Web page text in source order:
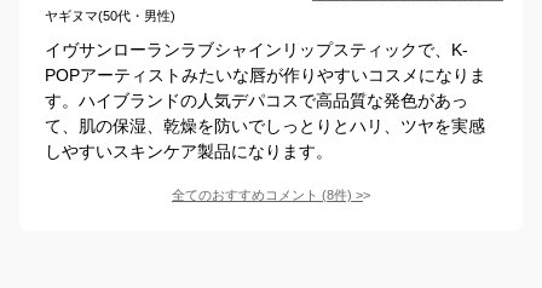
ヤギヌマ(50代・男性)
イヴサンローランラブシャインリップスティックで、K-
POPアーティストみたいな唇が作りやすいコスメになりま
す。ハイブランドの人気デパコスで高品質な発色があっ
て、肌の保湿、乾燥を防いでしっとりとハリ、ツヤを実感
しやすいスキンケア製品になります。
全てのおすすめコメント (8件) >